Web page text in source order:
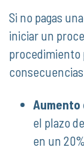
Si no pagas
iniciar un
procedimiento
Aumento
el plazo
en un